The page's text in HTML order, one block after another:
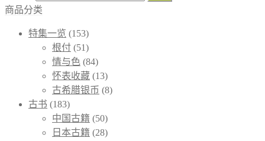
商品分类
特集一览 (153)
根付 (51)
情与色 (84)
怀表收藏 (13)
古希腊银币 (8)
古书 (183)
中国古籍 (50)
日本古籍 (28)